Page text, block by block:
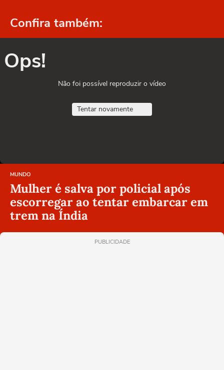
Confira também:
Ops!
Não foi possível reproduzir o vídeo
Tentar novamente
MUNDO
Mulher é salva por policial após
escorregar ao tentar embarcar em
trem na Índia
PUBLICIDADE